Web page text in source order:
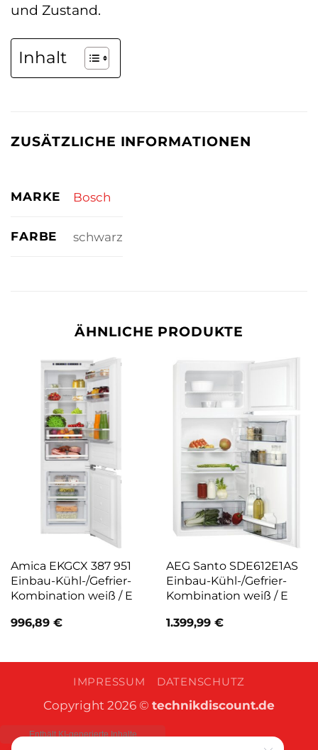
und Zustand.
Inhalt
ZUSÄTZLICHE INFORMATIONEN
MARKE Bosch
FARBE schwarz
ÄHNLICHE PRODUKTE
Amica EKGCX 387 951
Einbau-Kühl-/Gefrier-
Kombination weiß / E
996,89 €
AEG Santo SDE612E1AS
Einbau-Kühl-/Gefrier-
Kombination weiß / E
1.399,99 €
IMPRESSUM DATENSCHUTZ
Copyright 2026 © technikdiscount.de